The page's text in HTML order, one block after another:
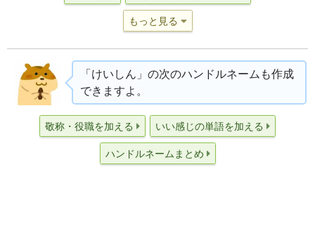
もっと見る
「けいしん」の次のハンドルネームも作成
できますよ。
敬称・役職を加える いい感じの単語を加える
ハンドルネームまとめ